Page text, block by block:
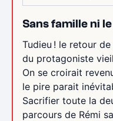
Sans famille ni
Tudieu ! le retour
du protagoniste
On se croirait
le pire parait
Sacrifier toute la
parcours de Rémi